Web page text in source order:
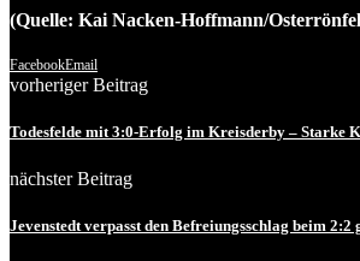
(Quelle: Kai Nacken-Hoffmann/
FacebookEmail
vorheriger Beitrag
Todesfelde mit 3:0-Erfolg im Kreisderby – Starke
nächster Beitrag
Jevenstedt verpasst den Befreiungsschlag beim 2:2